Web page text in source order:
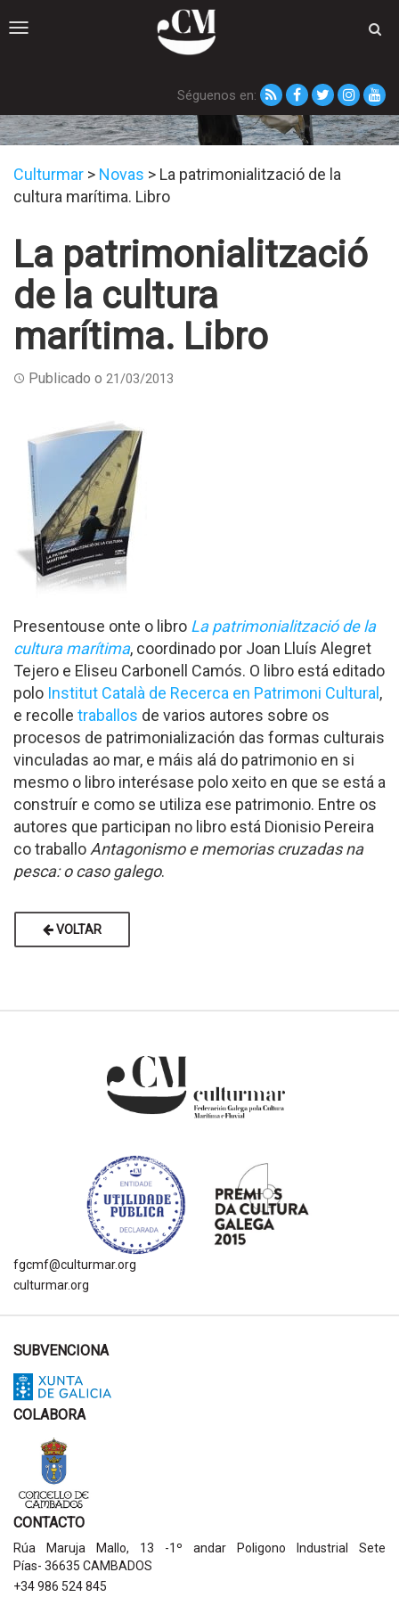
Toggle
Séguenos en:
Novas
Culturmar > Novas > La patrimonialització de la
cultura marítima. Libro
La patrimonialització
de la cultura
marítima. Libro
Publicado o 21/03/2013
Presentouse onte o libro La patrimonialització de la
cultura marítima, coordinado por Joan Lluís Alegret
Tejero e Eliseu Carbonell Camós. O libro está editado
polo Institut Català de Recerca en Patrimoni Cultural ,
e recolle traballos de varios autores sobre os
procesos de patrimonialización das formas culturais
vinculadas ao mar, e máis alá do patrimonio en si
mesmo o libro interésase polo xeito en que se está a
construír e como se utiliza ese patrimonio. Entre os
autores que participan no libro está Dionisio Pereira
co traballo Antagonismo e memorias cruzadas na
pesca: o caso galego.
VOLTAR
fgcmf@culturmar.org
culturmar.org
SUBVENCIONA
COLABORA
CONTACTO
Rúa Maruja Mallo, 13 -1º andar Poligono Industrial Sete
Pías- 36635 CAMBADOS
+34 986 524 845